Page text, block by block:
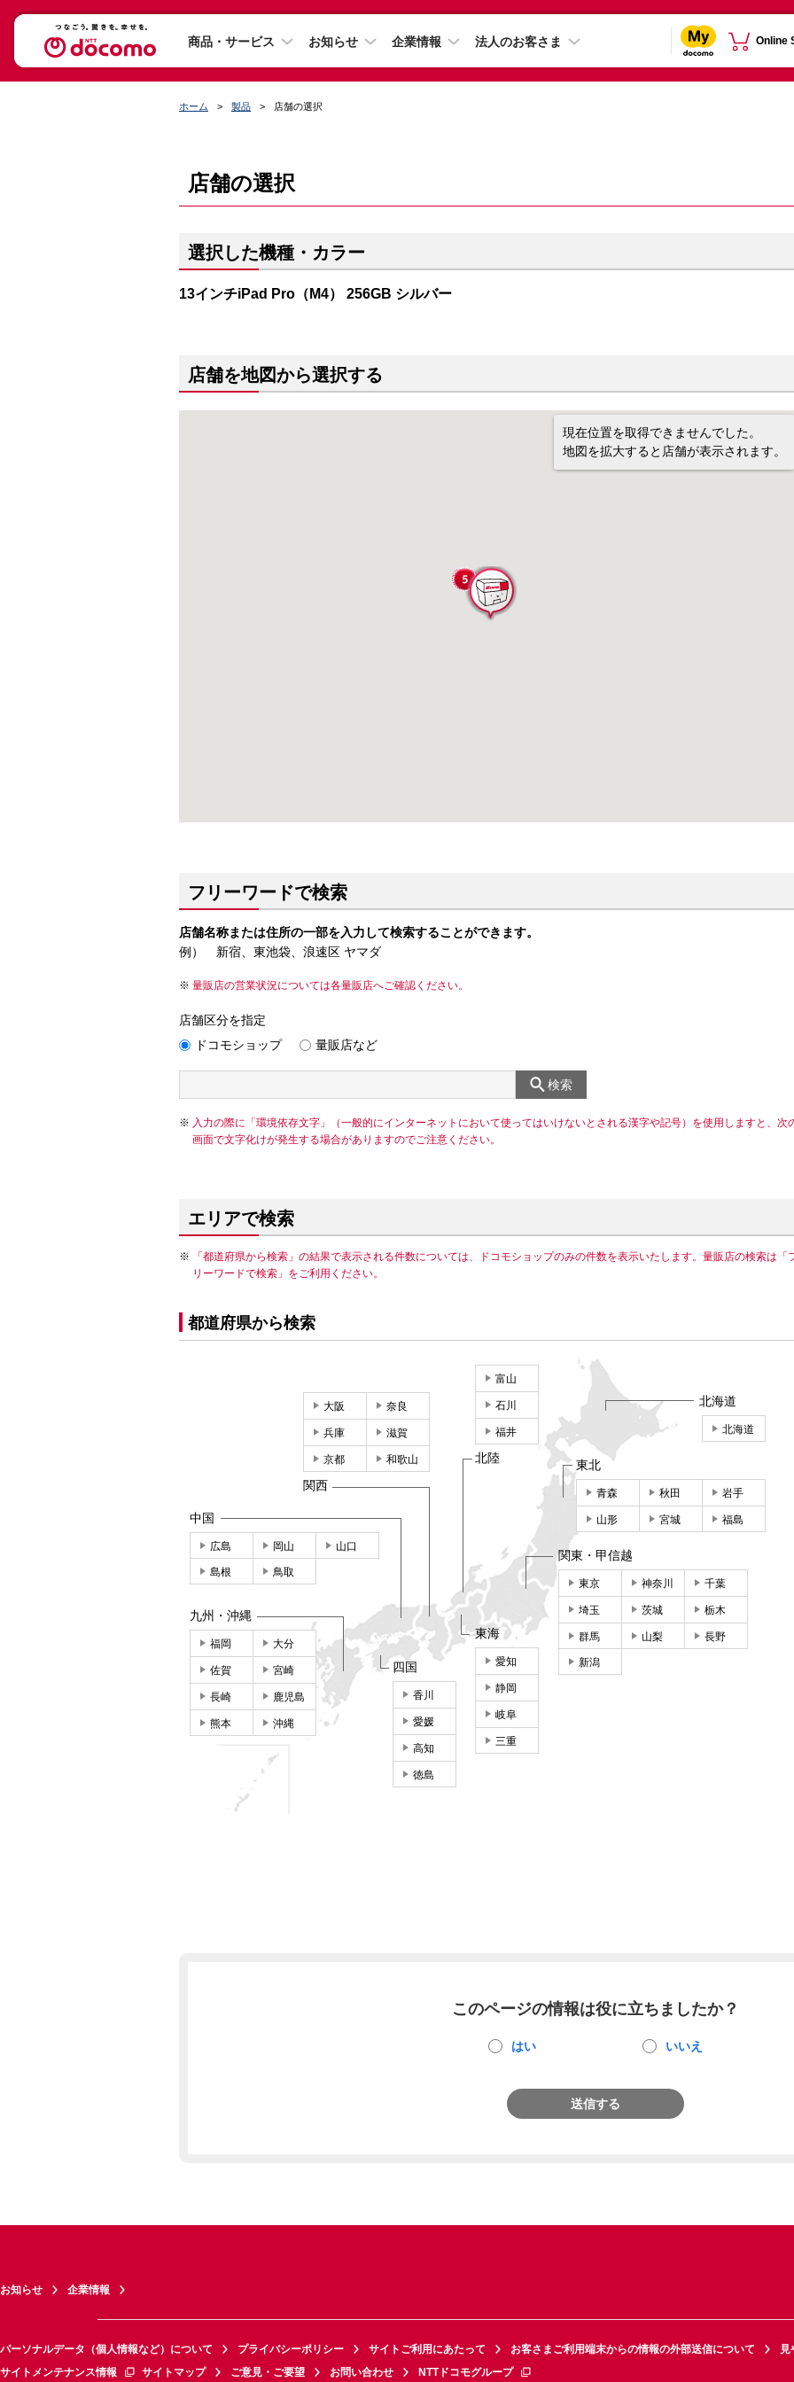
商品・サービス お知らせ 企業情報 法人のお客さま Online
ホーム 製品 店舗の選択
店舗の選択
選択した機種・カラー
13インチiPad Pro（M4） 256GB シルバー
店舗を地図から選択する
現在位置を取得できませんでした。
地図を拡大すると店舗が表示されます。
フリーワードで検索
店舗名称または住所の一部を入力して検索することができます。
例） 新宿、東池袋、浪速区 ヤマダ
量販店の営業状況については各量販店へご確認ください。
店舗区分を指定
ドコモショップ
量販店など
検索
入力の際に「環境依存文字」（一般的にインターネットにおいて使ってはいけないとされる漢字や記号）を使用しますと、次
画面で文字化けが発生する場合がありますのでご注意ください。
エリアで検索
「都道府県から検索」の結果で表示される件数については、ドコモショップのみの件数を表示いたします。量販店の検索は「
リーワードで検索」をご利用ください。
都道府県から検索
北海道
北海道
東北
青森 秋田 岩手
山形 宮城 福島
関東・甲信越
東京 神奈川 千葉
埼玉 茨城 栃木
群馬 山梨 長野
新潟
東海
愛知
静岡
岐阜
三重
富山
石川
福井
北陸
大阪 奈良
兵庫 滋賀
京都 和歌山
関西
中国
広島 岡山 山口
島根 鳥取
四国
香川
愛媛
高知
徳島
九州・沖縄
福岡 大分
佐賀 宮崎
長崎 鹿児島
熊本 沖縄
このページの情報は役に立ちましたか？
はい いいえ
送信する
お知らせ 企業情報
パーソナルデータ（個人情報など）について プライバシーポリシー サイトご利用にあたって お客さまご利用端末からの情報の外部送信について
見
サイトメンテナンス情報
サイトマップ ご意見・ご要望 お問い合わせ NTTドコモグループ